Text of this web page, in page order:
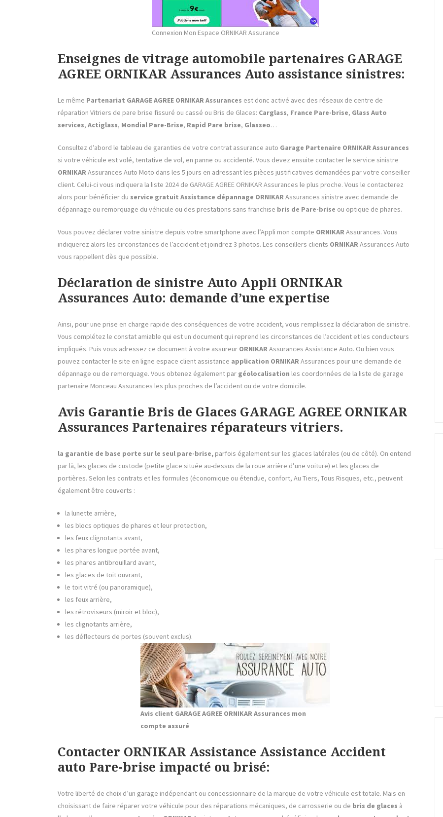
Connexion Mon Espace ORNIKAR Assurance
Enseignes de vitrage automobile partenaires GARAGE
AGREE ORNIKAR Assurances Auto assistance sinistres:
Le même Partenariat GARAGE AGREE ORNIKAR Assurances est donc activé avec des réseaux de centre de
réparation Vitriers de pare brise fissuré ou cassé ou Bris de Glaces: Carglass, France Pare-brise, Glass Auto
services, Actiglass, Mondial Pare-Brise, Rapid Pare brise, Glasseo…
Consultez d’abord le tableau de garanties de votre contrat assurance auto Garage Partenaire ORNIKAR Assurances
si votre véhicule est volé, tentative de vol, en panne ou accidenté. Vous devez ensuite contacter le service sinistre
ORNIKAR Assurances Auto Moto dans les 5 jours en adressant les pièces justificatives demandées par votre conseiller
client. Celui-ci vous indiquera la liste 2024 de GARAGE AGREE ORNIKAR Assurances le plus proche. Vous le contacterez
alors pour bénéficier du service gratuit Assistance dépannage ORNIKAR Assurances sinistre avec demande de
dépannage ou remorquage du véhicule ou des prestations sans franchise bris de Pare-brise ou optique de phares.
Vous pouvez déclarer votre sinistre depuis votre smartphone avec l’Appli mon compte ORNIKAR Assurances. Vous
indiquerez alors les circonstances de l’accident et joindrez 3 photos. Les conseillers clients ORNIKAR Assurances Auto
vous rappellent dès que possible.
Déclaration de sinistre Auto Appli ORNIKAR
Assurances Auto: demande d’une expertise
Ainsi, pour une prise en charge rapide des conséquences de votre accident, vous remplissez la déclaration de sinistre.
Vous complétez le constat amiable qui est un document qui reprend les circonstances de l’accident et les conducteurs
impliqués. Puis vous adressez ce document à votre assureur ORNIKAR Assurances Assistance Auto. Ou bien vous
pouvez contacter le site en ligne espace client assistance application ORNIKAR Assurances pour une demande de
dépannage ou de remorquage. Vous obtenez également par géolocalisation les coordonnées de la liste de garage
partenaire Monceau Assurances les plus proches de l’accident ou de votre domicile.
Avis Garantie Bris de Glaces GARAGE AGREE ORNIKAR
Assurances Partenaires réparateurs vitriers.
la garantie de base porte sur le seul pare-brise, parfois également sur les glaces latérales (ou de côté). On entend
par là, les glaces de custode (petite glace située au-dessus de la roue arrière d’une voiture) et les glaces de
portières. Selon les contrats et les formules (économique ou étendue, confort, Au Tiers, Tous Risques, etc., peuvent
également être couverts :
la lunette arrière,
les blocs optiques de phares et leur protection,
les feux clignotants avant,
les phares longue portée avant,
les phares antibrouillard avant,
les glaces de toit ouvrant,
le toit vitré (ou panoramique),
les feux arrière,
les rétroviseurs (miroir et bloc),
les clignotants arrière,
les déflecteurs de portes (souvent exclus).
Avis client GARAGE AGREE ORNIKAR Assurances mon
compte assuré
Contacter ORNIKAR Assistance Assistance Accident
auto Pare-brise impacté ou brisé:
Votre liberté de choix d’un garage indépendant ou concessionnaire de la marque de votre véhicule est totale. Mais en
choisissant de faire réparer votre véhicule pour des réparations mécaniques, de carrosserie ou de bris de glaces à